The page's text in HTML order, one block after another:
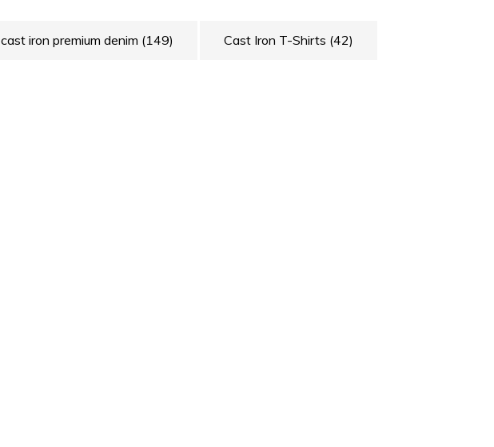
cast iron premium denim (149) Cast Iron T-Shirts (42)